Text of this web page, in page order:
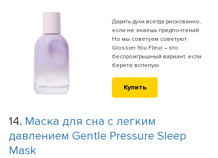
Дарить духи всегда рискованно,
если не знаешь предпочтений.
Но мы советуем советуют
Glossier You Fleur – это
беспроигрышный вариант, если
берете вслепую.
Купить
14. Маска для сна с легким
давлением Gentle Pressure Sleep
Mask